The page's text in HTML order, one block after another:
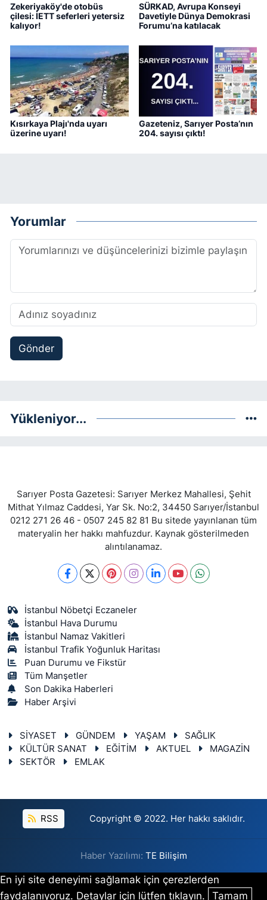
Zekeriyaköy'de otobüs
çilesi: İETT seferleri yetersiz
kalıyor!
SÜRKAD, Avrupa Konseyi
Davetiyle Dünya Demokrasi
Forumu’na katılacak
Kısırkaya Plajı'nda uyarı
üzerine uyarı!
Gazeteniz, Sarıyer Posta’nın
204. sayısı çıktı!
Yorumlar
Gönder
Yükleniyor...
Sarıyer Posta Gazetesi: Sarıyer Merkez Mahallesi, Şehit
Mithat Yılmaz Caddesi, Yar Sk. No:2, 34450 Sarıyer/İstanbul
0212 271 26 46 - 0507 245 82 81 Bu sitede yayınlanan tüm
materyalin her hakkı mahfuzdur. Kaynak gösterilmeden
alıntılanamaz.
İstanbul Nöbetçi Eczaneler
İstanbul Hava Durumu
İstanbul Namaz Vakitleri
İstanbul Trafik Yoğunluk Haritası
Puan Durumu ve Fikstür
Tüm Manşetler
Son Dakika Haberleri
Haber Arşivi
SİYASET GÜNDEM YAŞAM
SAĞLIK
KÜLTÜR SANAT
EĞİTİM AKTUEL
MAGAZİN
SEKTÖR
EMLAK
RSS Copyright © 2022. Her hakkı saklıdır.
Haber Yazılımı: TE Bilişim
En iyi site deneyimi sağlamak için çerezlerden
faydalanıyoruz. Detaylar için lütfen tıklayın.
Tamam